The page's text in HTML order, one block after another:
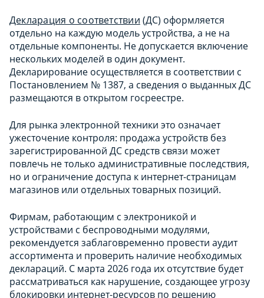
Декларация о соответствии (ДС) оформляется
отдельно на каждую модель устройства, а не на
отдельные компоненты. Не допускается включение
нескольких моделей в один документ.
Декларирование осуществляется в соответствии с
Постановлением № 1387, а сведения о выданных ДС
размещаются в открытом госреестре.
Для рынка электронной техники это означает
ужесточение контроля: продажа устройств без
зарегистрированной ДС средств связи может
повлечь не только административные последствия,
но и ограничение доступа к интернет-страницам
магазинов или отдельных товарных позиций.
Фирмам, работающим с электроникой и
устройствами с беспроводными модулями,
рекомендуется заблаговременно провести аудит
ассортимента и проверить наличие необходимых
деклараций. С марта 2026 года их отсутствие будет
рассматриваться как нарушение, создающее угрозу
блокировки интернет-ресурсов по решению